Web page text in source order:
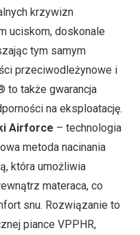
krzywizn
uciskom, doskonale
tym samym
przeciwodleżynowe i
to także gwarancja
na eksploatację.
Airforce – technologia
metoda nacinania
która umożliwia
materaca, co
snu. Rozwiązanie to
piance VPPHR,